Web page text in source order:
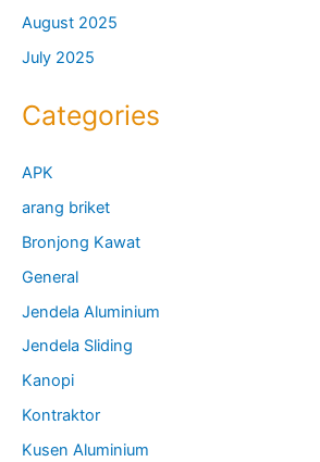
August 2025
July 2025
Categories
APK
arang briket
Bronjong Kawat
General
Jendela Aluminium
Jendela Sliding
Kanopi
Kontraktor
Kusen Aluminium